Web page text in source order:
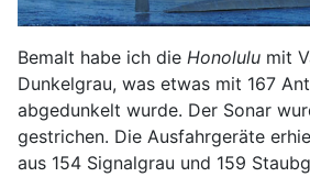
Bemalt habe ich die Honolulu mit
Dunkelgrau, was etwas mit 167
abgedunkelt wurde. Der Sonar
gestrichen. Die Ausfahrgeräte
aus 154 Signalgrau und 159